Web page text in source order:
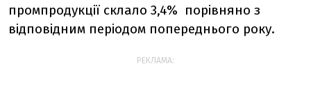
промпродукції склало 3,4% порівняно з
відповідним періодом попереднього року.
РЕКЛАМА: